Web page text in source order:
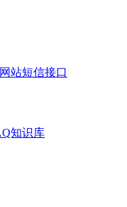
网站短信接口
知识库